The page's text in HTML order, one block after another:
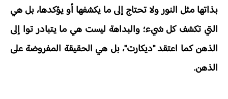
بذاتها مثل النور ولا تحتاج إلى ما يكشفها أو يؤكدها، بل هي
التي تكشف كل شيء؛ والبداهة ليست هي ما يتبادر توا إلى
الذهن كما اعتقد "ديكارت"، بل هي الحقيقة المفروضة على
الذهن.